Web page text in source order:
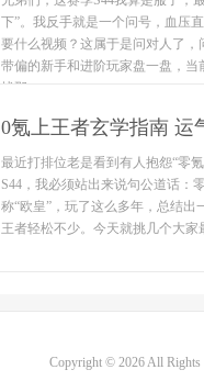
下”。我反手就是一个问号，血压
要什么视频？这属于是问对人了
带偏的新手和进阶玩家盘一盘，当
找那...
0氪上王者玄学指南 运
最近打排位老是看到有人抱怨“零
S44，我必须站出来说句公道话：
称“欧皇”，玩了这么多年，总结
王者轻松不少。今天就挑几个大
Copyright © 2026 All